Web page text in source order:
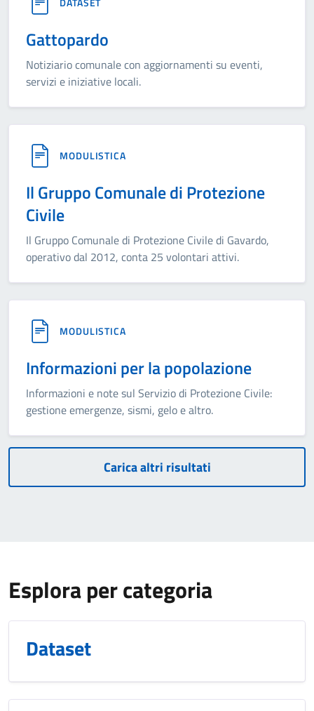
Gattopardo
Notiziario comunale con aggiornamenti su eventi,
servizi e iniziative locali.
MODULISTICA
Il Gruppo Comunale di Protezione
Civile
Il Gruppo Comunale di Protezione Civile di Gavardo,
operativo dal 2012, conta 25 volontari attivi.
MODULISTICA
Informazioni per la popolazione
Informazioni e note sul Servizio di Protezione Civile:
gestione emergenze, sismi, gelo e altro.
Carica altri risultati
Esplora per categoria
Dataset